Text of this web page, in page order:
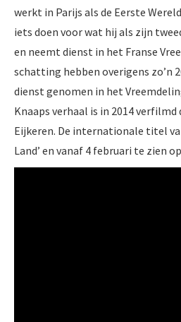
werkt in Parijs als de Eerste
iets doen voor wat hij als zijn
en neemt dienst in het Franse
schatting hebben overigens zo’n
dienst genomen in het
Knaaps verhaal is in 2014 verfilmd
Eijkeren. De internationale titel van
Land’ en vanaf 4 februari te zien